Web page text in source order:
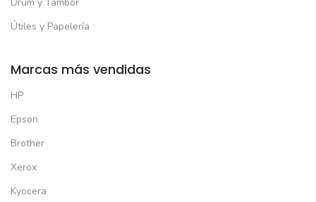
Útiles y Papelería
Marcas más vendidas
HP
Epson
Brother
Xerox
Kyocera